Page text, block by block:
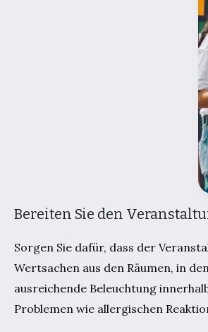
Bereiten Sie den
Sorgen Sie dafür, dass der
Wertsachen aus den Räumen, in
ausreichende Beleuchtung
Problemen wie allergischen